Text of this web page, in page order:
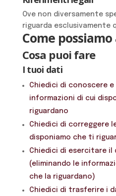
Ove non diversamente
riguarda esclusivamente
Come
Cosa puoi fare
I tuoi dati
Chiedici di conoscere
informazioni di cui
riguardano
Chiedici di correggere
disponiamo che ti
Chiedici di esercitare
(eliminando le
che la riguardano)
Chiedici di trasferire i